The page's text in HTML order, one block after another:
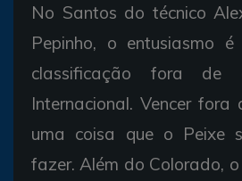
No Santos do técnico
Pepinho, o entusiasmo
classificação fora de
Internacional. Vencer
uma coisa que o Peixe
fazer. Além do Colorado,